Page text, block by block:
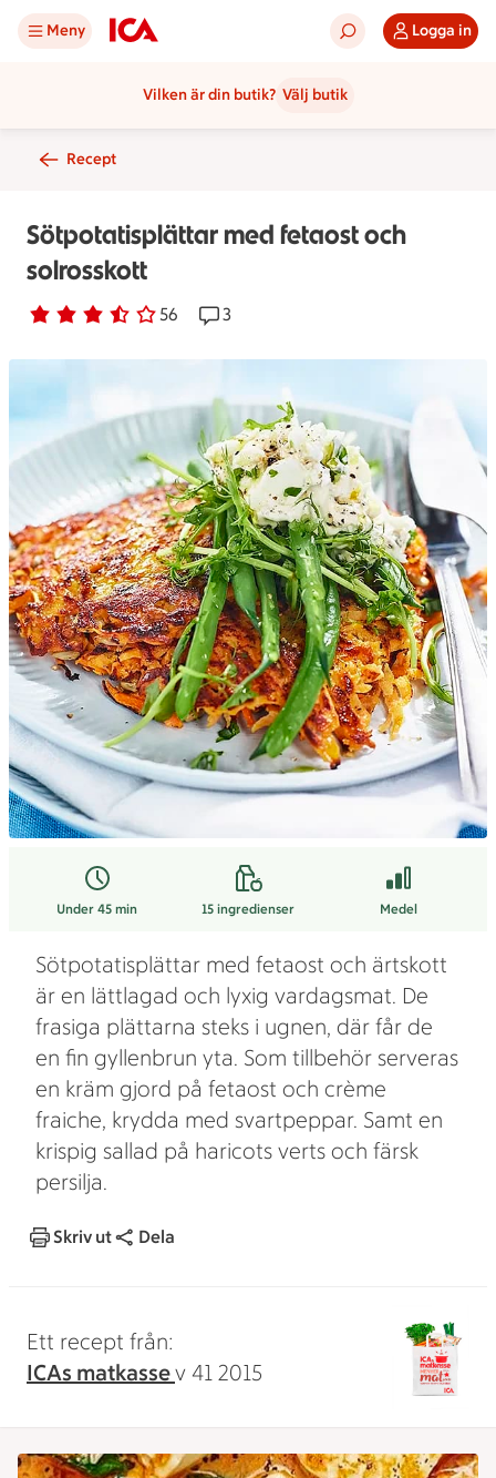
Meny Logga in
Vilken är din butik? Välj butik
Recept
Sötpotatisplättar med fetaost och
solrosskott
Betyg 3.3 av 5. 56
56 personer har röstatReceptet har 3 kommentarer
3
Under 45 min 15 ingredienser Medel
Sötpotatisplättar med fetaost och ärtskott
är en lättlagad och lyxig vardagsmat. De
frasiga plättarna steks i ugnen, där får de
en fin gyllenbrun yta. Som tillbehör serveras
en kräm gjord på fetaost och crème
fraiche, krydda med svartpeppar. Samt en
krispig sallad på haricots verts och färsk
persilja.
Skriv ut Dela
Ett recept från:
ICAs matkassev 41 2015